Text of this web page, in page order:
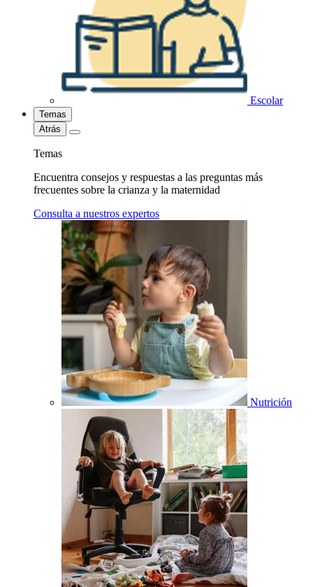
Escolar
Temas
Atrás
Temas
Encuentra consejos y respuestas a las preguntas más
frecuentes sobre la crianza y la maternidad
Consulta a nuestros expertos
Nutrición